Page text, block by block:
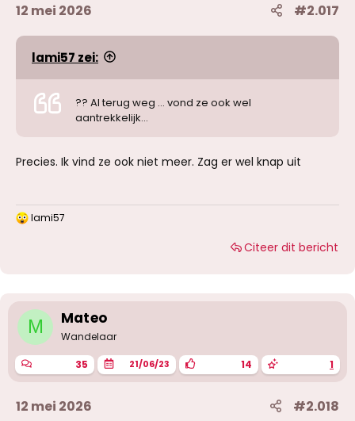
12 mei 2026 #2.017
lami57 zei:
?? Al terug weg … vond ze ook wel
aantrekkelijk…
Precies. Ik vind ze ook niet meer. Zag er wel knap uit
W
n
g
n
:
lami57
Citeer dit bericht
M Mateo
Wandelaar
35 21/06/23 14 1
12 mei 2026 #2.018